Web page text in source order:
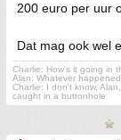
200 euro per uur
Dat mag ook wel
Charlie: How's it going in
Alan: Whatever
Charlie: I don't know,
caught in a buttonhole